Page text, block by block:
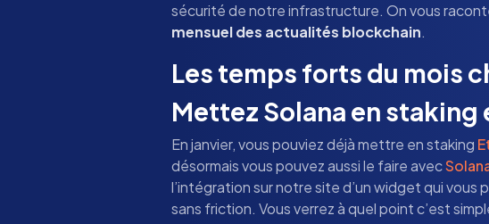
sécurité de notre infrastructure. On vous
mensuel des actualités blockchain.
Les temps forts du mois
Mettez Solana en staking
En janvier, vous pouviez déjà mettre en staking
désormais vous pouvez aussi le faire avec
l’intégration sur notre site d’un widget qui
sans friction. Vous verrez à quel point c’est